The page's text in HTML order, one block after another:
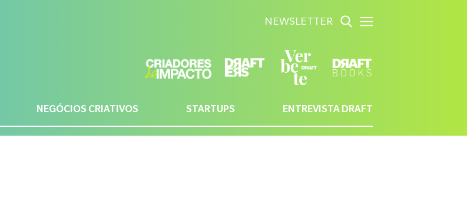
NEWSLETTER
NEGÓCIOS CRIATIVOS STARTUPS ENTREVISTA DRAFT